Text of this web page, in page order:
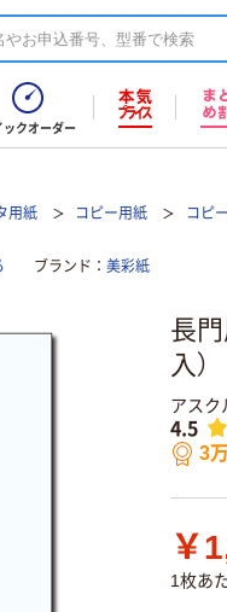
ックオーダー
用紙 コピー用紙 コピ
ブランド 美彩紙
長
入）
アスク
4.5
3
￥
1枚あ